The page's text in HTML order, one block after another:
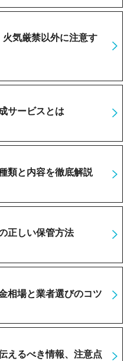
気厳禁以外に注意す
サービスとは
類と内容を徹底解説
正しい保管方法
相場と業者選びのコツ
えるべき情報、注意点